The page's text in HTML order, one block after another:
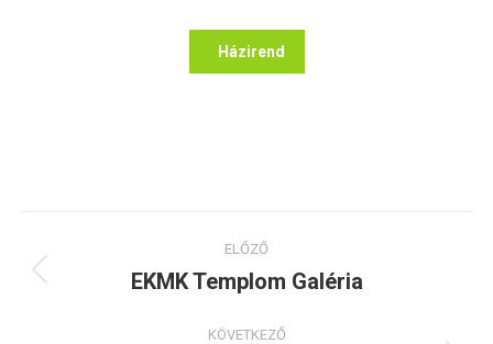
Házirend
navigation
ELŐZŐ
Previous
EKMK Templom Galéria
KÖVETKEZŐ